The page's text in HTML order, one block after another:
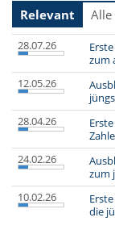
Relevant Alle
28.07.26
zum
12.05.26
28.04.26
24.02.26
zum
10.02.26
die